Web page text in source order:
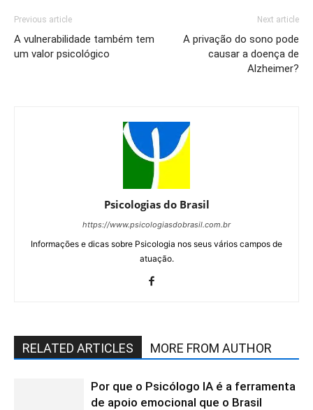
Previous article
A vulnerabilidade também tem
um valor psicológico
Next article
A privação do sono pode
causar a doença de
Alzheimer?
Psicologias do Brasil
https://www.psicologiasdobrasil.com.br
Informações e dicas sobre Psicologia nos seus vários campos de
atuação.
RELATED ARTICLES MORE FROM AUTHOR
Por que o Psicólogo IA é a ferramenta
de apoio emocional que o Brasil